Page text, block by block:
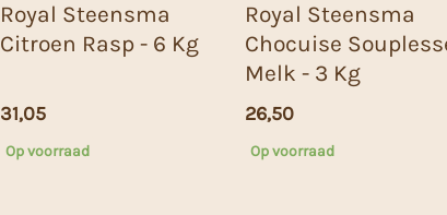
Royal Steensma
Citroen Rasp - 6 Kg
31,05
Op voorraad
Royal Steensma
Chocuise
Melk - 3 Kg
26,50
Op voorraad